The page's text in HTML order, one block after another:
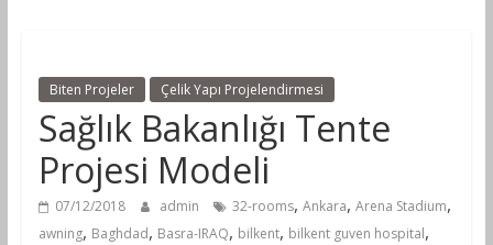
Biten Projeler Çelik Yapı Projelendirmesi
Sağlık Bakanlığı Tente
Projesi Modeli
07/12/2018 admin 32-rooms, Ankara, Arena Stadium,
awning, Baghdad, Basra-IRAQ, bilkent, bilkent guven hospital,